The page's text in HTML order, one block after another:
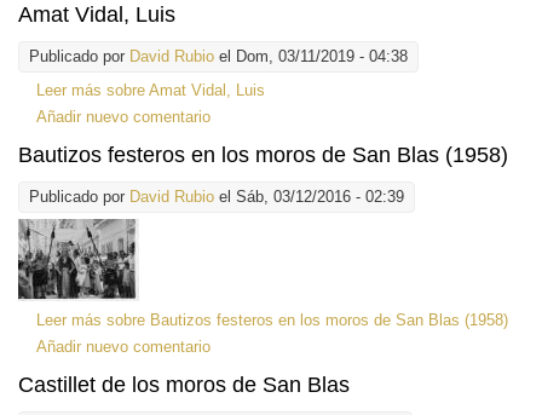
Amat Vidal, Luis
Publicado por David Rubio el Dom, 03/11/2019 - 04:38
Leer más sobre Amat Vidal, Luis
Añadir nuevo comentario
Bautizos festeros en los moros de San Blas (1958)
Publicado por David Rubio el Sáb, 03/12/2016 - 02:39
Leer más sobre Bautizos festeros en los moros de San Blas (1958)
Añadir nuevo comentario
Castillet de los moros de San Blas